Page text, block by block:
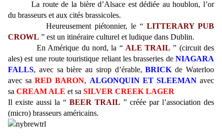
La route de la bière d’Alsace est dédiée au houblon, l’or
du brasseurs et aux cités brassicoles.
Heureusement piétonnier, le “ LITTERARY PUB
CROWL ” est un itinéraire culturel et ludique dans Dublin.
En Amérique du nord, la “ ALE TRAIL ” (circuit des
ales) est une route touristique reliant les brasseries de NIAGARA
FALLS, avec sa bière au sirop d’érable, BRICK de Waterloo
avec sa RED BARON, ALGONQUIN ET SLEEMAN avec
sa CREAM ALE et sa SILVER CREEK LAGER
Il existe aussi la “ BEER TRAIL ” créée par l’association des
(micro) brasseurs américains.